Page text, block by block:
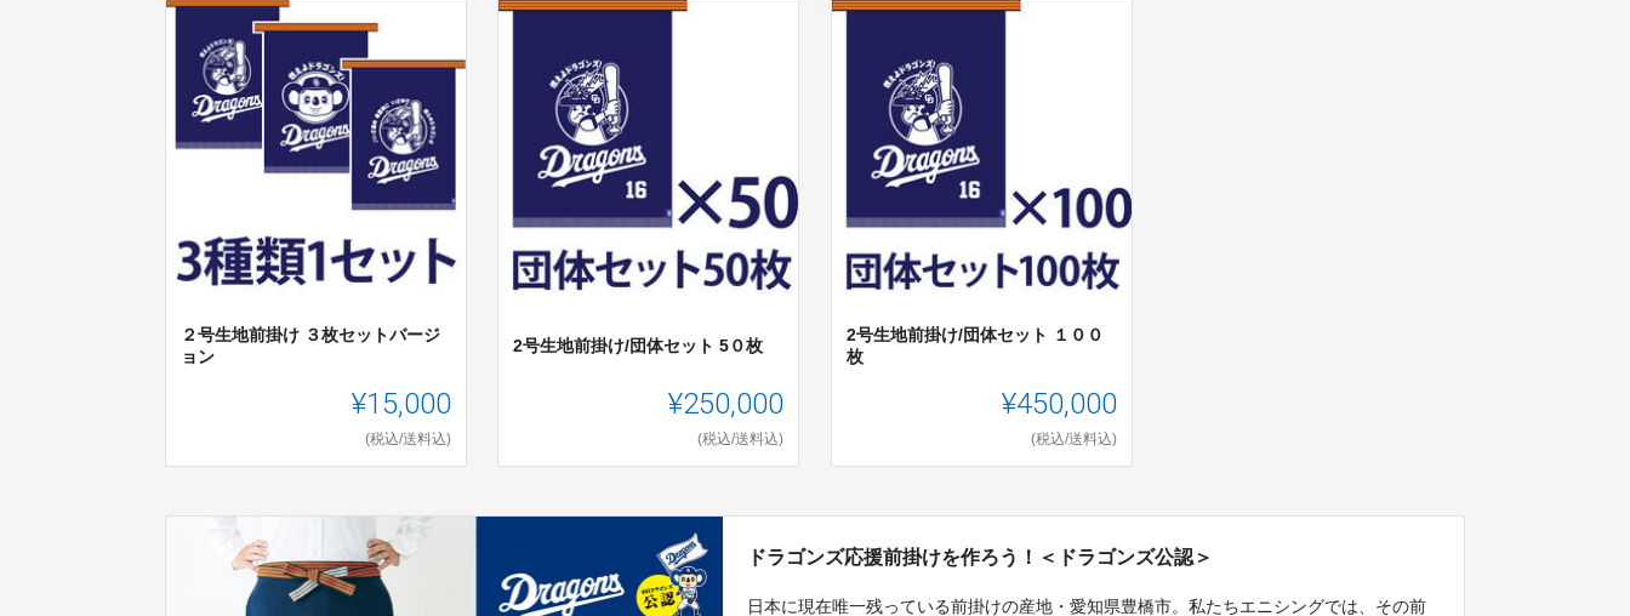
２号生地前掛け ３枚セットバージ
ョン
¥15,000
(税込/送料込)
2号生地前掛け/団体セット 5０枚
¥250,000
(税込/送料込)
2号生地前掛け/団体セット １００
枚
¥450,000
(税込/送料込)
ドラゴンズ応援前掛けを作ろう！＜ドラゴンズ公認＞
日本に現在唯一残っている前掛けの産地・愛知県豊橋市。私たちエニシングでは、その前